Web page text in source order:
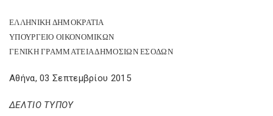
ΕΛΛΗΝΙΚΗ ΔΗΜΟΚΡΑΤΙΑ
ΥΠΟΥΡΓΕΙΟ ΟΙΚΟΝΟΜΙΚΩΝ
ΓΕΝΙΚΗ ΓΡΑΜΜΑΤΕΙΑ ΔΗΜΟΣΙΩΝ ΕΣΟΔΩΝ
Αθήνα, 03 Σεπτεμβρίου 2015
ΔΕΛΤΙΟ ΤΥΠΟΥ